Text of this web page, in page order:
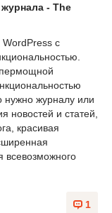
- The
с
нужно журналу или
новостей и статей,
красивая
всевозможного
1